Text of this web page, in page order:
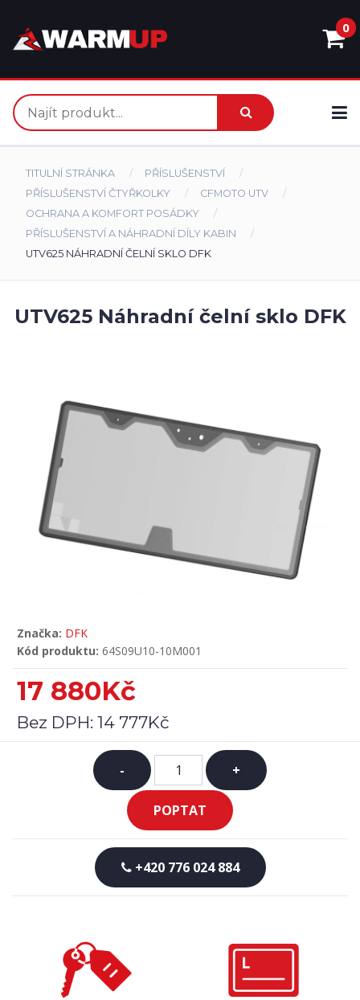
0
TITULNÍ STRÁNKA
PŘÍSLUŠENSTVÍ
PŘÍSLUŠENSTVÍ ČTYŘKOLKY
CFMOTO UTV
OCHRANA A KOMFORT POSÁDKY
PŘÍSLUŠENSTVÍ A NÁHRADNÍ DÍLY KABIN
UTV625 NÁHRADNÍ ČELNÍ SKLO DFK
UTV625 Náhradní čelní sklo DFK
Značka: DFK
Kód produktu: 64S09U10-10M001
17 880Kč
Bez DPH: 14 777Kč
- +
POPTAT
+420 776 024 884